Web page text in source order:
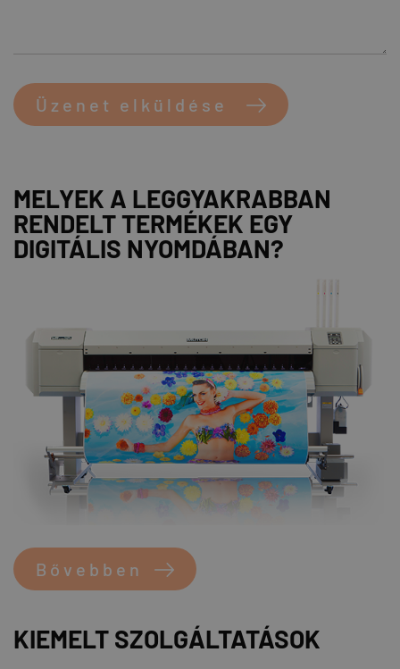
MELYEK A LEGGYAKRABBAN
RENDELT TERMÉKEK EGY
DIGITÁLIS NYOMDÁBAN?
Bővebben
KIEMELT SZOLGÁLTATÁSOK
Üzenet elküldése